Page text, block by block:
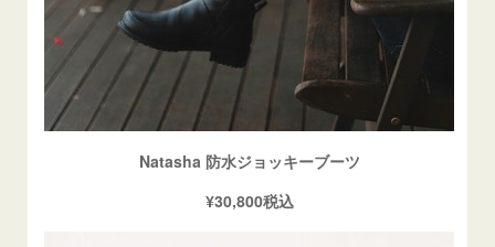
Natasha 防水ジョッキーブーツ
¥30,800税込